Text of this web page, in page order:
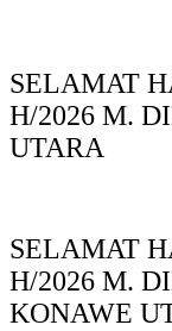
SELAMAT
H/2026 M.
UTARA
SELAMAT
H/2026 M.
KONAWE